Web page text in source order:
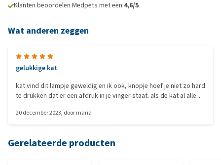
Klanten beoordelen Medpets met een 4,6/5
Wat anderen zeggen
gelukkige kat
kat vind dit lampje geweldig en ik ook, knopje hoef je niet zo hard
te drukken dat er een afdruk in je vinger staat. als de kat al alleen
blij.
20 december 2023, doormaria
Gerelateerde producten